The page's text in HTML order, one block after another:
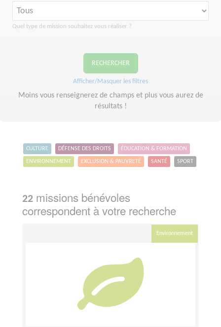
Quel type de mission souhaitez vous réaliser ?
RECHERCHER
Afficher/Masquer les filtres
Moins vous renseignerez de champs et plus vous aurez de
résultats !
CULTURE DÉFENSE DES DROITS ÉDUCATION & FORMATION
ENVIRONNEMENT EXCLUSION & PAUVRETÉ SANTÉ SPORT
22 missions bénévoles
correspondent à votre recherche
Environnement